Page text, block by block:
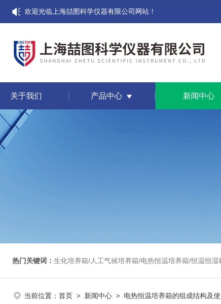
欢迎光临上海喆图科学仪器有限公司网站！
关于我们 产品中心 新闻中心
热门关键词： 生化培养箱/人工气候培养箱/电热恒温培养箱/恒温恒湿箱/光照培养箱/二氧化碳培养箱
当前位置： 首页 > 新闻中心 > 电热恒温培养箱的组成结构及